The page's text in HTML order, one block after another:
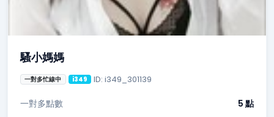
騷小媽媽
一對多忙線中 i349 ID: i349_301139
一對多點數 5 點